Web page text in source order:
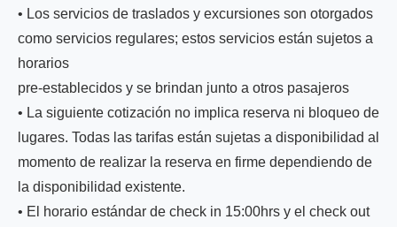
• Los servicios de traslados y excursiones son otorgados
como servicios regulares; estos servicios están sujetos a
horarios
pre-establecidos y se brindan junto a otros pasajeros
• La siguiente cotización no implica reserva ni bloqueo de
lugares. Todas las tarifas están sujetas a disponibilidad al
momento de realizar la reserva en firme dependiendo de
la disponibilidad existente.
• El horario estándar de check in 15:00hrs y el check out